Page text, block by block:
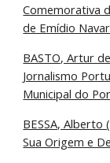
Comemorativa
de Emídio
BASTO, Artur
Jornalismo
Municipal do
BESSA, Alberto
Sua Origem e